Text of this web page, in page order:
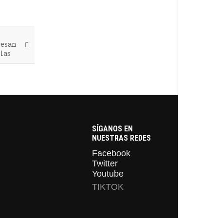
SÍGANOS EN
NUESTRAS REDES
Facebook
Twitter
Youtube
TIKTOK